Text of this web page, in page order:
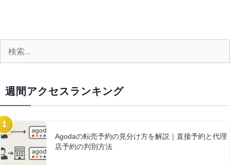
週間アクセスランキング
Agodaの転売予約の見分け方を解説｜直接予約と代理
店予約の判別方法